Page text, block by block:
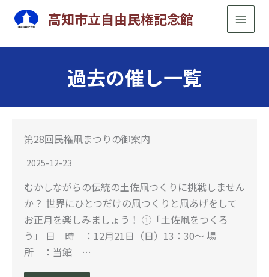
プ
高知市立自由民権記念館
過去の催し一覧
第28回民権凧まつりの御案内
2025-12-23
むかしながらの伝統の土佐凧つくりに挑戦しません
か？ 世界にひとつだけの凧つくりと凧あげをして
お正月を楽しみましょう！ ①「土佐凧をつくろ
う」 日 時 ：12月21日（日）13：30～ 場
所 ：当館 …